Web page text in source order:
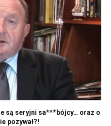
są seryjni sa***bójcy… oraz o
pozywał?!